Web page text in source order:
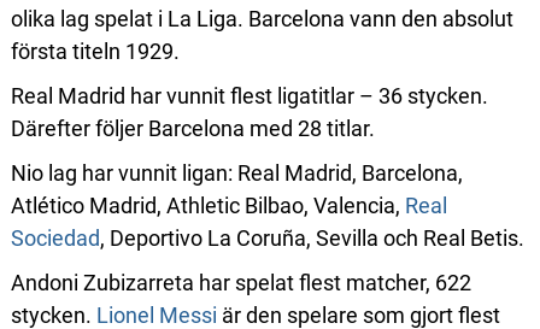
olika lag spelat i La Liga. Barcelona vann den absolut
första titeln 1929.
Real Madrid har vunnit flest ligatitlar – 36 stycken.
Därefter följer Barcelona med 28 titlar.
Nio lag har vunnit ligan: Real Madrid, Barcelona,
Atlético Madrid, Athletic Bilbao, Valencia, Real
Sociedad, Deportivo La Coruña, Sevilla och Real Betis.
Andoni Zubizarreta har spelat flest matcher, 622
stycken. Lionel Messi är den spelare som gjort flest